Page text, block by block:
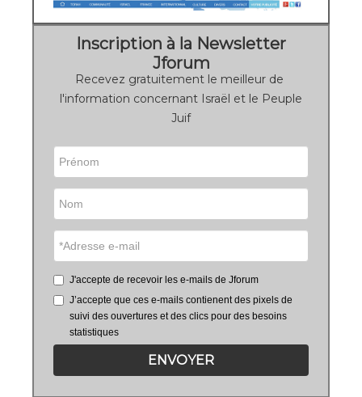
Inscription à la Newsletter
Jforum
Recevez gratuitement le meilleur de
l'information concernant Israël et le Peuple
Juif
J'accepte de recevoir les e-mails de Jforum
J’accepte que ces e-mails contienent des pixels de
suivi des ouvertures et des clics pour des besoins
statistiques
ENVOYER